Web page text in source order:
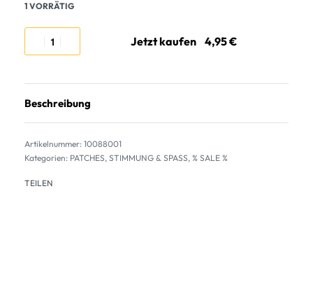
1 VORRÄTIG
Jetzt kaufen
Beschreibung
10088001
Kategorien: PATCHES, STIMMUNG & SPASS, % SALE %
TEILEN